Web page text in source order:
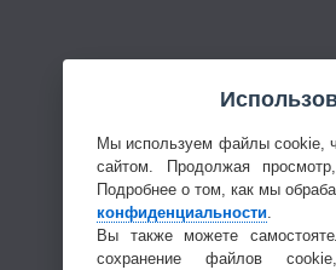
Мы используем файлы cookie,
сайтом. Продолжая
Подробнее о том, как мы
конфиденциальности
Вы также можете
сохранение файлов